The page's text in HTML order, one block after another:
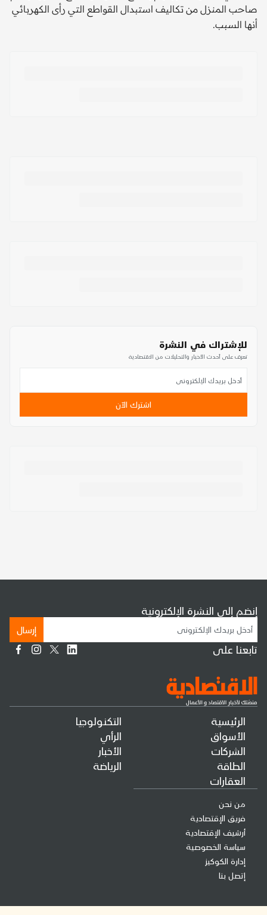
صاحب المنزل من تكاليف استبدال القواطع التي رأى الكهربائي
أنها السبب.
للإشتراك في النشرة
تعرف على أحدث الأخبار والتحليلات من الاقتصادية
اشترك الآن
الرئيسية
الأسواق
الشركات
الطاقة
العقارات
التكنولوجيا
الرأي
الأخبار
الرياضة
من نحن
فريق الإقتصادية
أرشيف الإقتصادية
سياسة الخصوصية
إدارة الكوكيز
إتصل بنا
إنضم إلى النشرة الإلكترونية
إرسال
تابعنا على